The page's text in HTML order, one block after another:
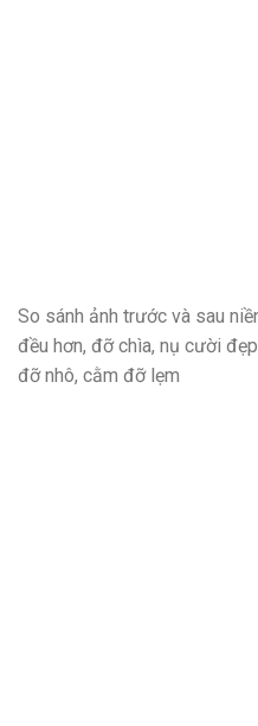
So sánh ảnh trước và sau
đều hơn, đỡ chìa, nụ cười
đỡ nhô, cằm đỡ lẹm